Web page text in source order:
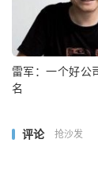
雷军：一个好公
名
评论 抢沙发